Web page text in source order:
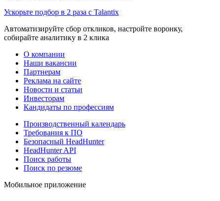
Ускорьте подбор в 2 раза с Talantix
Автоматизируйте сбор откликов, настройте воронку,
собирайте аналитику в 2 клика
О компании
Наши вакансии
Партнерам
Реклама на сайте
Новости и статьи
Инвесторам
Кандидаты по профессиям
Производственный календарь
Требования к ПО
Безопасный HeadHunter
HeadHunter API
Поиск работы
Поиск по резюме
Мобильное приложение